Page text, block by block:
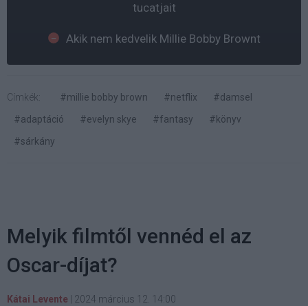
tucatjait
Akik nem kedvelik Millie Bobby Brownt
Címkék: #millie bobby brown #netflix
#damsel
#adaptáció
#evelyn skye #fantasy
#könyv
#sárkány
Melyik filmtől vennéd el az
Oscar-díjat?
Kátai Levente 2024 március 12. 14:00